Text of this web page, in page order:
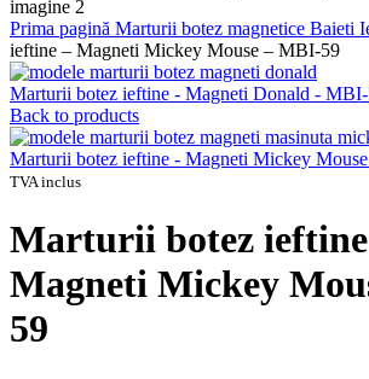
Prima pagină Marturii botez magnetice Baieti
ieftine – Magneti Mickey Mouse – MBI-59
Marturii botez ieftine - Magneti Donald -
Back to products
Marturii botez ieftine - Magneti Mickey
TVA inclus
Marturii botez
Magneti Mickey
59